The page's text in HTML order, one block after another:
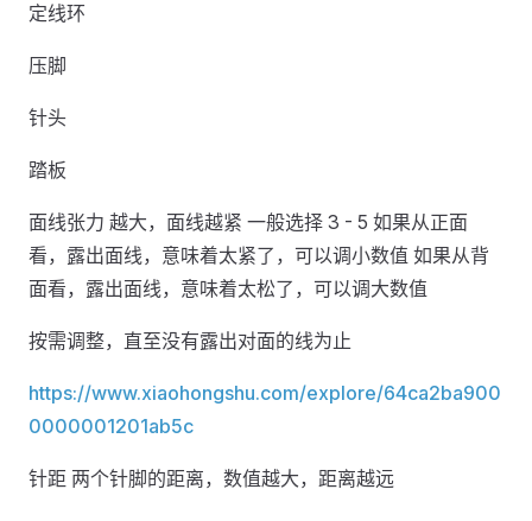
定线环
压脚
针头
踏板
面线张力 越大，面线越紧 一般选择 3 - 5 如果从正面
看，露出面线，意味着太紧了，可以调小数值 如果从背
面看，露出面线，意味着太松了，可以调大数值
按需调整，直至没有露出对面的线为止
https://www.xiaohongshu.com/explore/64ca2ba900
0000001201ab5c
针距 两个针脚的距离，数值越大，距离越远